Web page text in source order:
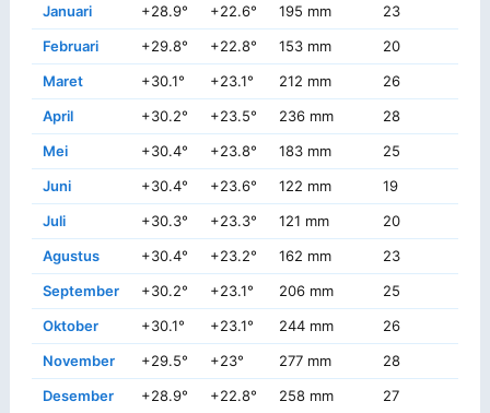
Januari
+28.9° +22.6° 195 mm 23
Februari
+29.8° +22.8° 153 mm 20
Maret
+30.1° +23.1° 212 mm 26
April
+30.2° +23.5° 236 mm 28
Mei
+30.4° +23.8° 183 mm 25
Juni
+30.4° +23.6° 122 mm 19
Juli
+30.3° +23.3° 121 mm 20
Agustus
+30.4° +23.2° 162 mm 23
September
+30.2° +23.1° 206 mm 25
Oktober
+30.1° +23.1° 244 mm 26
November
+29.5° +23° 277 mm 28
Desember
+28.9° +22.8° 258 mm 27